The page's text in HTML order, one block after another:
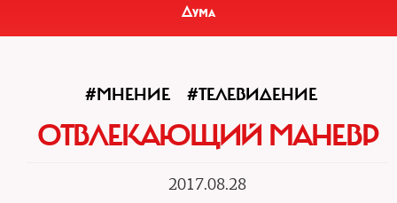
Дума
#МНЕНИЕ #ТЕЛЕВИДЕНИЕ
ОТВЛЕКАЮЩИЙ МАНЕВР
2017.08.28